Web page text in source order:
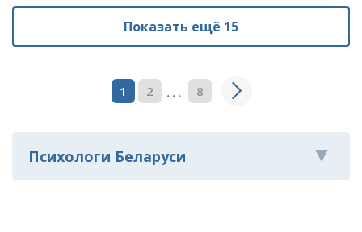
Показать ещё 15
1 2 ... 8
Психологи Беларуси